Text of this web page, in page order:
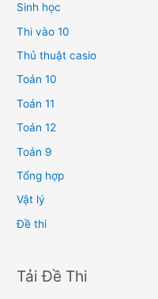
Sinh học
Thi vào 10
Thủ thuật casio
Toán 10
Toán 11
Toán 12
Toán 9
Tổng hợp
Vật lý
Đề thi
Tải Đề Thi